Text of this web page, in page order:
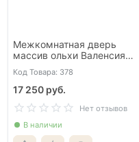
Межкомнатная дверь
массив ольхи Валенсия
античный орех глухая
Код Товара: 378
17 250 руб.
Нет отзывов
В наличии